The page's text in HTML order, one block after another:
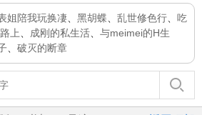
姐陪我玩换凄 黑胡蝶 乱世修色行
吃
上 成刚的私生活
与meimei的H生
破灭的断章